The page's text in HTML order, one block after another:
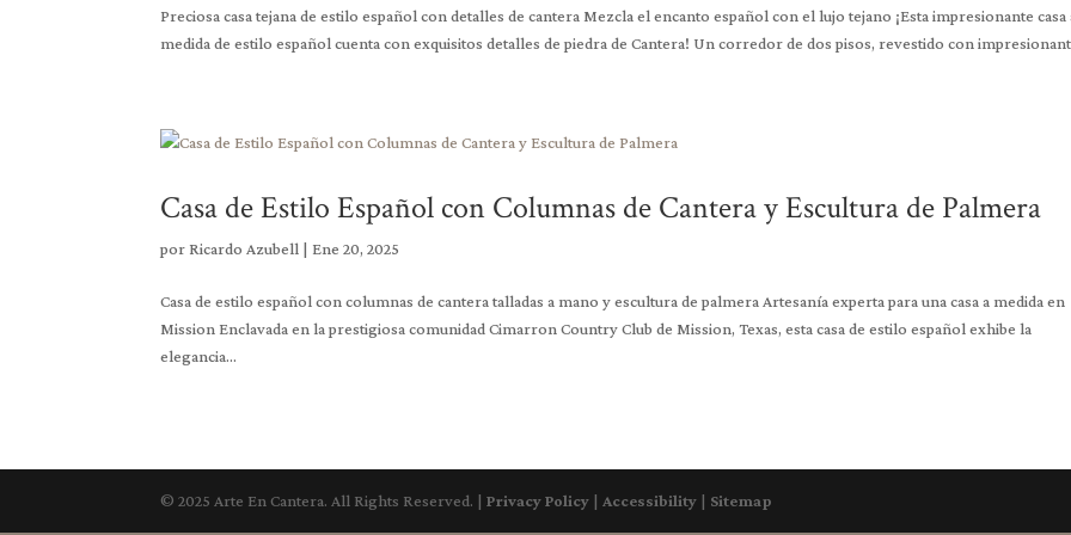
Preciosa casa tejana de estilo español con detalles de cantera Mezcla el encanto español con el lujo tejano ¡Esta impresionante casa
medida de estilo español cuenta con exquisitos detalles de piedra de Cantera! Un corredor de dos pisos, revestido con
Casa de Estilo Español con Columnas de Cantera y Escultura de Palmera
por Ricardo Azubell | Ene 20, 2025
Casa de estilo español con columnas de cantera talladas a mano y escultura de palmera Artesanía experta para una casa a medida en
Mission Enclavada en la prestigiosa comunidad Cimarron Country Club de Mission, Texas, esta casa de estilo español exhibe la
elegancia...
© 2025 Arte En Cantera. All Rights Reserved. |Privacy Policy | Accessibility | Sitemap